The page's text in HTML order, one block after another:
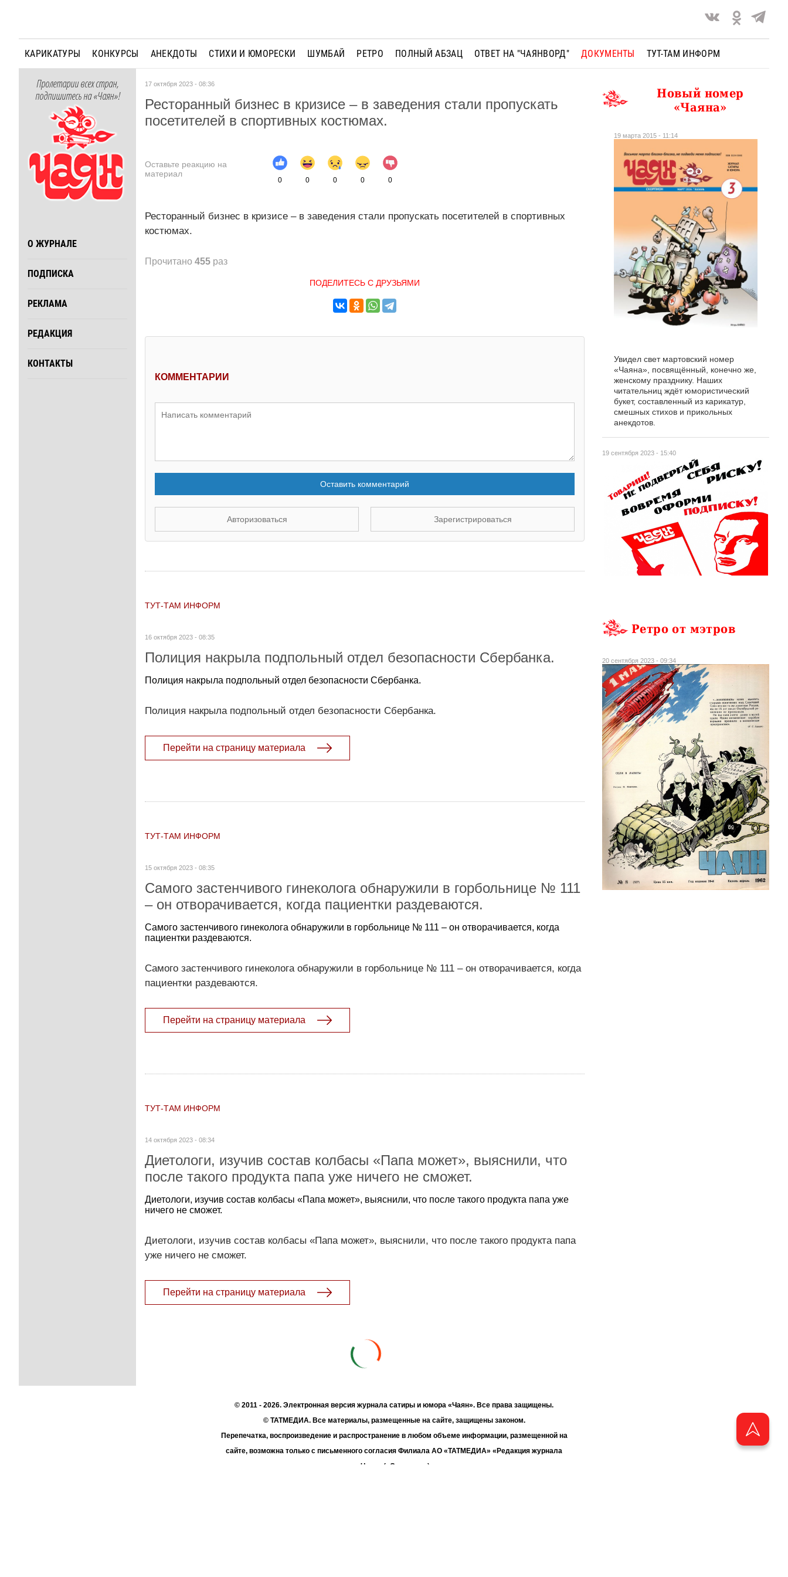
КАРИКАТУРЫ КОНКУРСЫ АНЕКДОТЫ СТИХИ И ЮМОРЕСКИ ШУМБАЙ РЕТРО ПОЛНЫЙ АБЗАЦ ОТВЕТ НА "ЧАЯНВОРД" ДОКУМЕНТЫ ТУТ-ТАМ ИНФОРМ
Пролетарии всех стран,
подпишитесь на «Чаян»!
О ЖУРНАЛЕ
ПОДПИСКА
РЕКЛАМА
РЕДАКЦИЯ
КОНТАКТЫ
17 октября 2023 - 08:36
Ресторанный бизнес в кризисе – в заведения стали пропускать
посетителей в спортивных костюмах.
Оставьте реакцию на
материал
0 0 0 0 0
Ресторанный бизнес в кризисе – в заведения стали пропускать посетителей в спортивных
костюмах.
Прочитано 455 раз
ПОДЕЛИТЕСЬ С ДРУЗЬЯМИ
КОММЕНТАРИИ
Оставить комментарий
Авторизоваться Зарегистрироваться
ТУТ-ТАМ ИНФОРМ
16 октября 2023 - 08:35
Полиция накрыла подпольный отдел безопасности Сбербанка.
Полиция накрыла подпольный отдел безопасности Сбербанка.
Полиция накрыла подпольный отдел безопасности Сбербанка.
Перейти на страницу материала
ТУТ-ТАМ ИНФОРМ
15 октября 2023 - 08:35
Самого застенчивого гинеколога обнаружили в горбольнице № 111
– он отворачивается, когда пациентки раздеваются.
Самого застенчивого гинеколога обнаружили в горбольнице № 111 – он отворачивается, когда
пациентки раздеваются.
Самого застенчивого гинеколога обнаружили в горбольнице № 111 – он отворачивается, когда
пациентки раздеваются.
Перейти на страницу материала
ТУТ-ТАМ ИНФОРМ
14 октября 2023 - 08:34
Диетологи, изучив состав колбасы «Папа может», выяснили, что
после такого продукта папа уже ничего не сможет.
Диетологи, изучив состав колбасы «Папа может», выяснили, что после такого продукта папа уже
ничего не сможет.
Диетологи, изучив состав колбасы «Папа может», выяснили, что после такого продукта папа
уже ничего не сможет.
Перейти на страницу материала
19 сентября 2023 - 15:40
Новый номер
«Чаяна»
19 марта 2015 - 11:14
Увидел свет мартовский номер
«Чаяна», посвящённый, конечно же,
женскому празднику. Наших
читательниц ждёт юмористический
букет, составленный из карикатур,
смешных стихов и прикольных
анекдотов.
Ретро от мэтров
20 сентября 2023 - 09:34
© 2011 - 2026. Электронная версия журнала сатиры и юмора «Чаян». Все права защищены.
© ТАТМЕДИА. Все материалы, размещенные на сайте, защищены законом.
Перепечатка, воспроизведение и распространение в любом объеме информации, размещенной на
сайте, возможна только с письменного согласия Филиала АО «ТАТМЕДИА» «Редакция журнала
«Чаян» («Скорпион»).